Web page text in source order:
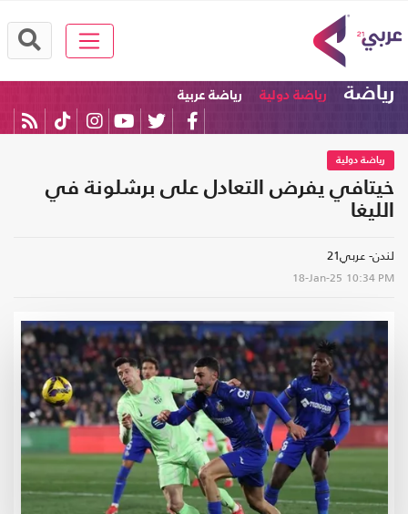
رياضة رياضة دولية رياضة عربية
رياضة دولية
خيتافي يفرض التعادل على برشلونة في
الليغا
لندن- عربي21
18-Jan-25 10:34 PM